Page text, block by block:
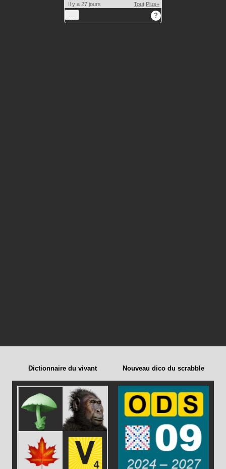
Il y a 27 jours
Tout Plus+
?
Dictionnaire du vivant Nouveau dico du scrabble